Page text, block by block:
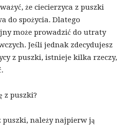
że ciecierzyca z puszki
do spożycia. Dlatego
może prowadzić do utraty
Jeśli jednak zdecydujesz
z puszki, istnieje kilka rzeczy,
z puszki?
puszki, należy najpierw ją